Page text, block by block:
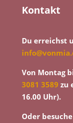
Kontakt
Du erreichst
Von Montag
3081 3589 zu
16.00 Uhr).
Oder